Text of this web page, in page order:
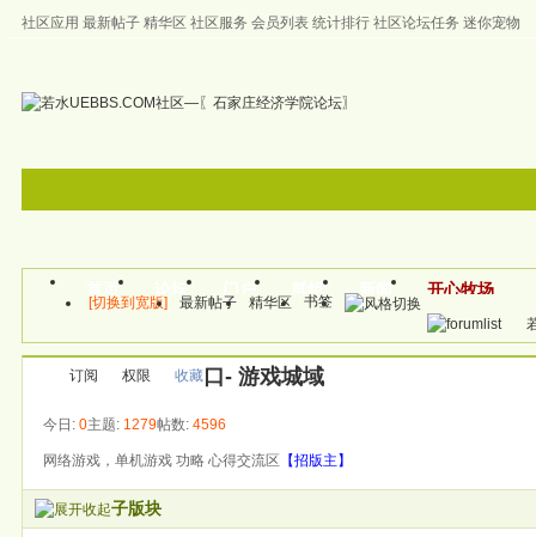
社区应用 最新帖子 精华区 社区服务 会员列表 统计排行 社区论坛任务 迷你宠物
首页 论坛 门户 群组 新闻 开心牧场
[切换到宽版] 最新帖子 精华区
书签
订阅 权限 口- 游戏城域
收藏
今日: 0主题: 1279帖数: 4596
网络游戏，单机游戏 功略 心得交流区 【招版主】
子版块